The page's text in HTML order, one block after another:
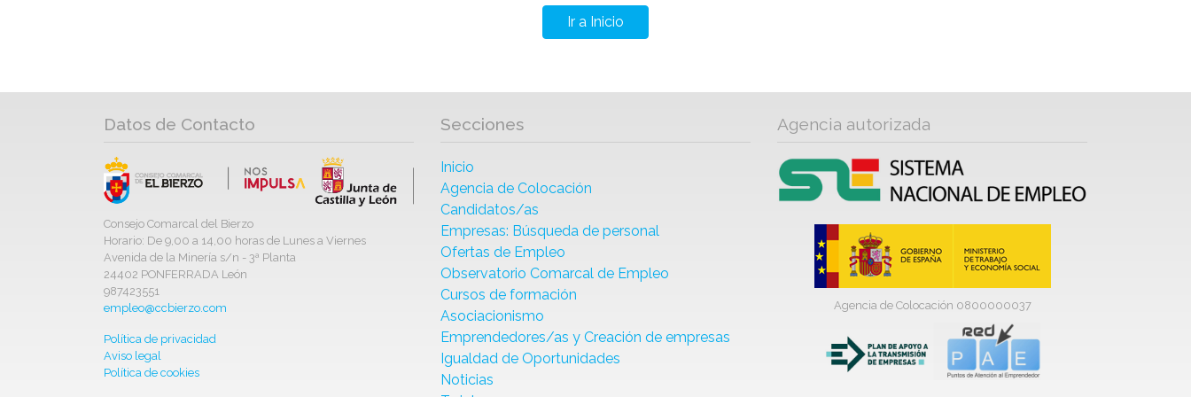
Ir a Inicio
Datos de Contacto
Consejo Comarcal del Bierzo
Horario: De 9,00 a 14,00 horas de Lunes a Viernes
Avenida de la Minería s/n - 3ª Planta
24402 PONFERRADA León
987423551
empleo@ccbierzo.com
Política de privacidad
Aviso legal
Política de cookies
Secciones
Inicio
Agencia de Colocación
Candidatos/as
Empresas: Búsqueda de personal
Ofertas de Empleo
Observatorio Comarcal de Empleo
Cursos de formación
Asociacionismo
Emprendedores/as y Creación de empresas
Igualdad de Oportunidades
Noticias
Agencia autorizada
Agencia de Colocación 0800000037